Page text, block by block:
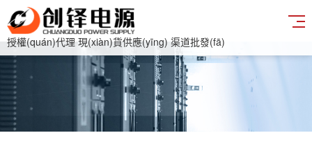
授權(quán)代理 現(xiàn)貨供應(yīng) 渠道批發(fā)